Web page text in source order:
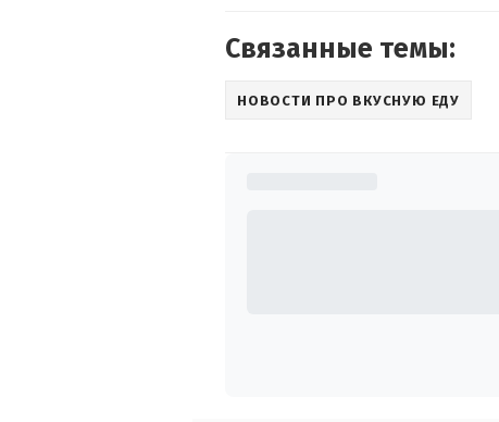
Связанные темы:
НОВОСТИ ПРО ВКУСНУЮ ЕДУ